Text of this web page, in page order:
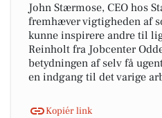
John Stærmose, CEO hos
fremhæver vigtigheden af
kunne inspirere andre til
Reinholt fra Jobcenter
betydningen af selv få
en indgang til det varige
Kopiér link